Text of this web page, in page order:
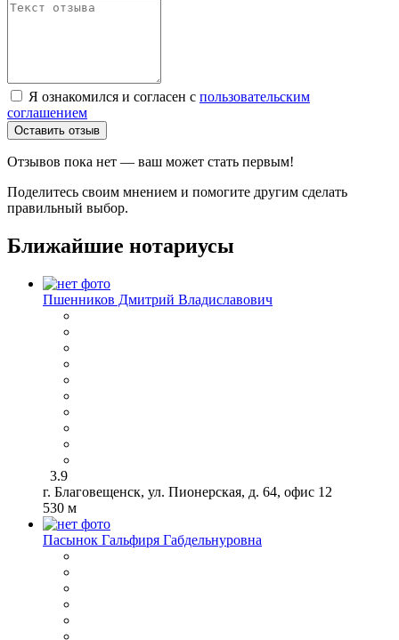
Я ознакомился и согласен с пользовательским
соглашением
Оставить отзыв
Отзывов пока нет — ваш может стать первым!
Поделитесь своим мнением и помогите другим сделать
правильный выбор.
Ближайшие нотариусы
Пшенников Дмитрий Владиславович
3.9
г. Благовещенск, ул. Пионерская, д. 64, офис 12
530 м
Пасынок Гальфиря Габдельнуровна